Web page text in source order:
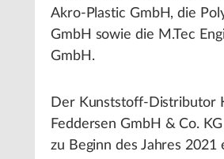
Akro-Plastic GmbH, die
GmbH sowie die M.Tec
GmbH.
Der Kunststoff-Distributor
Feddersen GmbH & Co.
zu Beginn des Jahres 2021